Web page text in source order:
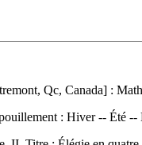
Qc, Canada] :
: Hiver -- Été --